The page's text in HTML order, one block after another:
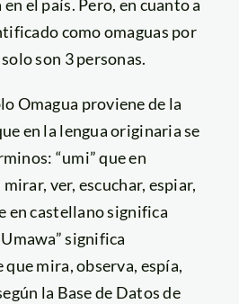
el país. Pero, en cuanto a
como omaguas por
son 3 personas.
Omagua proviene de la
en la lengua originaria se
“umi” que en
ver, escuchar, espiar,
en castellano significa
significa
mira, observa, espía,
la Base de Datos de